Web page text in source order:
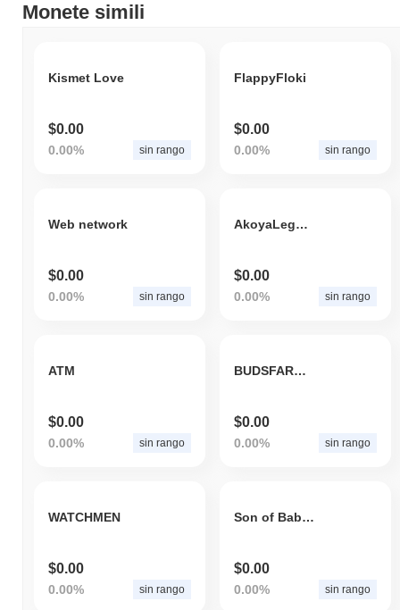
Monete simili
Kismet Love
$0.00
0.00% sin rango
FlappyFloki
$0.00
0.00% sin rango
Web network
$0.00
0.00% sin rango
AkoyaLegends
$0.00
0.00% sin rango
ATM
$0.00
0.00% sin rango
BUDSFARMTOKEN
$0.00
0.00% sin rango
WATCHMEN
$0.00
0.00% sin rango
Son of Babydoge
$0.00
0.00% sin rango